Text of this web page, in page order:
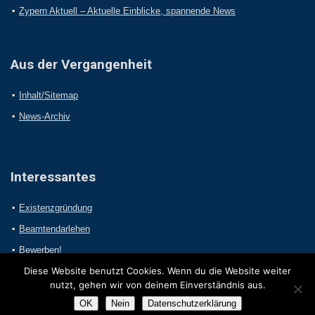
Zypern Aktuell – Aktuelle Einblicke, spannende News
Aus der Vergangenheit
Inhalt/Sitemap
News-Archiv
Interessantes
Existenzgründung
Beamtendarlehen
Bewerben!
2017 Online-Presseportal.com. Alle Rechte vorbehalten.
Diese Website benutzt Cookies. Wenn du die Website weiter
nutzt, gehen wir von deinem Einverständnis aus.
OK Nein Datenschutzerklärung